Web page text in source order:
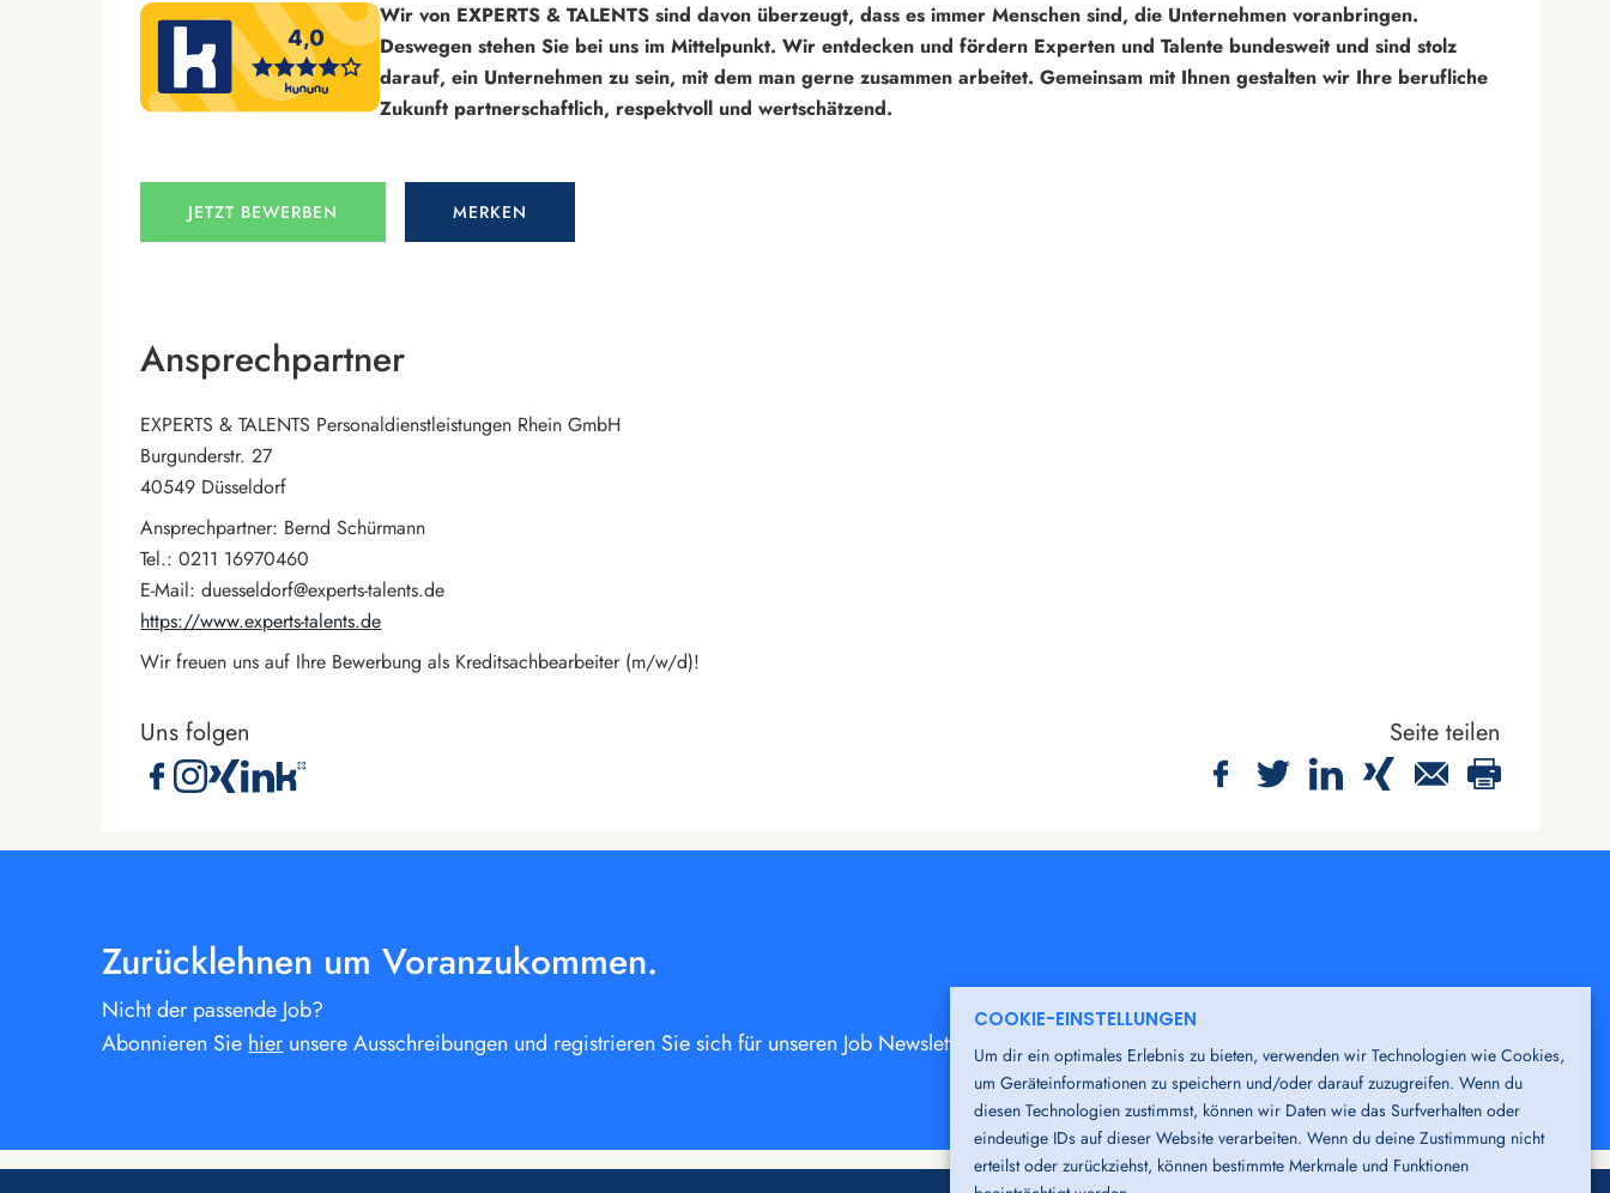
Wir von EXPERTS & TALENTS sind davon überzeugt, dass es immer Menschen sind, die Unternehmen voranbringen.
Deswegen stehen Sie bei uns im Mittelpunkt. Wir entdecken und fördern Experten und Talente bundesweit und sind stolz
darauf, ein Unternehmen zu sein, mit dem man gerne zusammen arbeitet. Gemeinsam mit Ihnen gestalten wir Ihre berufliche
Zukunft partnerschaftlich, respektvoll und wertschätzend.
JETZT BEWERBEN MERKEN
Ansprechpartner
EXPERTS & TALENTS Personaldienstleistungen Rhein GmbH
Burgunderstr. 27
40549 Düsseldorf
Ansprechpartner: Bernd Schürmann
Tel.: 0211 16970460
E-Mail: duesseldorf@experts-talents.de
https://www.experts-talents.de
Wir freuen uns auf Ihre Bewerbung als Kreditsachbearbeiter (m/w/d)!
Uns folgen Seite teilen
Zurücklehnen um Voranzukommen.
Nicht der passende Job?
Abonnieren Sie hier unsere Ausschreibungen und registrieren Sie sich für unseren Job Newsletter oder bewerben Sie sich hier initiativ.
COOKIE-EINSTELLUNGEN
Um dir ein optimales Erlebnis zu bieten, verwenden wir Technologien wie Cookies,
um Geräteinformationen zu speichern und/oder darauf zuzugreifen. Wenn du
diesen Technologien zustimmst, können wir Daten wie das Surfverhalten oder
eindeutige IDs auf dieser Website verarbeiten. Wenn du deine Zustimmung nicht
erteilst oder zurückziehst, können bestimmte Merkmale und Funktionen